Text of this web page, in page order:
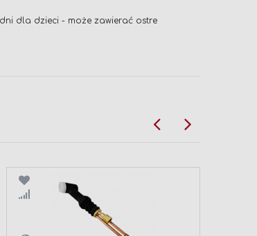
dla dzieci - może zawierać ostre
Porównaj